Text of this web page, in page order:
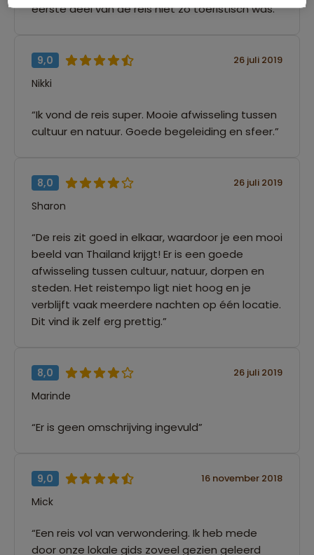
eerste deel van de reis niet zo toeristisch was.”
9,0 26 juli 2019
Nikki
“Ik vond de reis super. Mooie afwisseling tussen
cultuur en natuur. Goede begeleiding en sfeer.”
8,0 26 juli 2019
Sharon
“De reis zit goed in elkaar, waardoor je een mooi
beeld van Thailand krijgt! Er is een goede
afwisseling tussen cultuur, natuur, dorpen en
steden. Het reistempo ligt niet hoog en je
verblijft vaak meerdere nachten op één locatie.
Dit vind ik zelf erg prettig.”
8,0 26 juli 2019
Marinde
“Er is geen omschrijving ingevuld”
9,0 16 november 2018
Mick
“Een reis vol van verwondering. Ik heb mede
door onze lokale gids zoveel gezien geleerd